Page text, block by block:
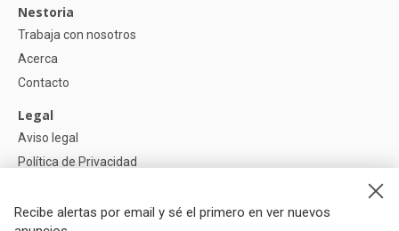
Recibe alertas por email y sé el primero en ver nuevos
Nestoria
Trabaja con nosotros
Acerca
Contacto
Legal
Aviso legal
Política de Privacidad
Ayuda